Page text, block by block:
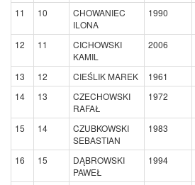
11 10
CHOWANIEC
ILONA
1990
12
11
CICHOWSKI
KAMIL
2006
13 12 CIEŚLIK MAREK 1961
14
13
CZECHOWSKI
RAFAŁ
1972
15 14
CZUBKOWSKI
SEBASTIAN
1983
16
15
DĄBROWSKI
PAWEŁ
1994